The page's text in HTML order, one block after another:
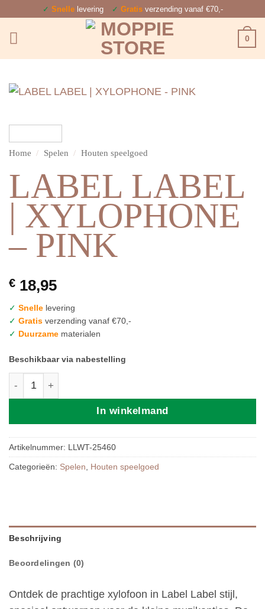
inhoud
✓ Snellelevering ✓ Gratisverzending vanaf €70,-
0
Home / Spelen / Houten speelgoed
LABEL LABEL
| XYLOPHONE
– PINK
€ 18,95
✓ Snelle levering
✓ Gratis verzending vanaf €70,-
✓ Duurzame materialen
Beschikbaar via nabestelling
LABEL LABEL | XYLOPHONE - PINK aantal
In winkelmand
Artikelnummer: LLWT-25460
Categorieën: Spelen, Houten speelgoed
Beschrijving
Beoordelingen (0)
Ontdek de prachtige xylofoon in Label Label stijl,